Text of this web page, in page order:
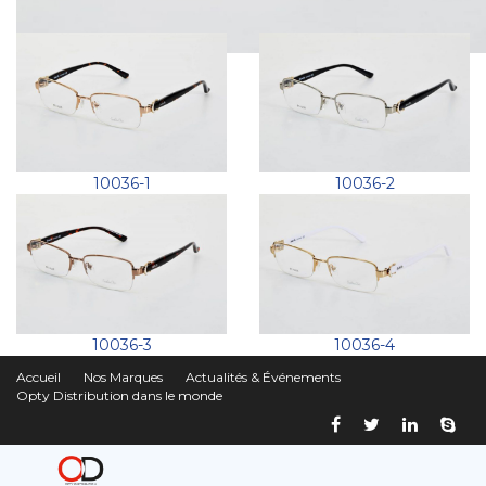
10036-1 10036-2
10036-3 10036-4
Accueil Nos Marques
Actualités & Événements
Opty Distribution dans le monde